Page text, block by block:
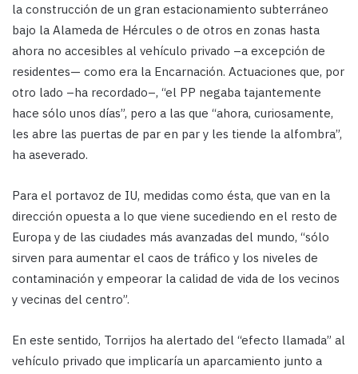
la construcción de un gran estacionamiento subterráneo
bajo la Alameda de Hércules o de otros en zonas hasta
ahora no accesibles al vehículo privado –a excepción de
residentes— como era la Encarnación. Actuaciones que, por
otro lado –ha recordado–, “el PP negaba tajantemente
hace sólo unos días”, pero a las que “ahora, curiosamente,
les abre las puertas de par en par y les tiende la alfombra”,
ha aseverado.
Para el portavoz de IU, medidas como ésta, que van en la
dirección opuesta a lo que viene sucediendo en el resto de
Europa y de las ciudades más avanzadas del mundo, “sólo
sirven para aumentar el caos de tráfico y los niveles de
contaminación y empeorar la calidad de vida de los vecinos
y vecinas del centro”.
En este sentido, Torrijos ha alertado del “efecto llamada” al
vehículo privado que implicaría un aparcamiento junto a